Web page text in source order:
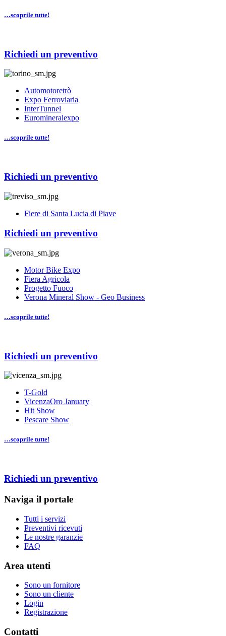
…scoprile tutte!
Richiedi un preventivo
Automotoretrò
Expo Ferroviaria
InterTunnel
Euromineralexpo
…scoprile tutte!
Richiedi un preventivo
Fiere di Santa Lucia di Piave
Richiedi un preventivo
Motor Bike Expo
Fiera Agricola
Progetto Fuoco
Verona Mineral Show - Geo Business
…scoprile tutte!
Richiedi un preventivo
T-Gold
VicenzaOro January
Hit Show
Pescare Show
…scoprile tutte!
Richiedi un preventivo
Naviga il portale
Tutti i servizi
Preventivi ricevuti
Le nostre garanzie
FAQ
Area utenti
Sono un fornitore
Sono un cliente
Login
Registrazione
Contatti